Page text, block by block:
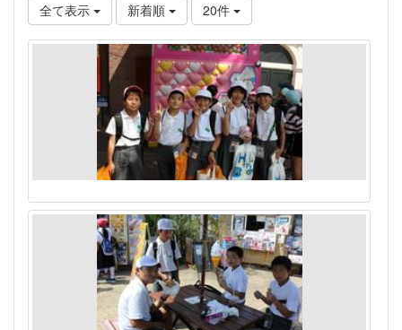
全て表示 新着順 20件